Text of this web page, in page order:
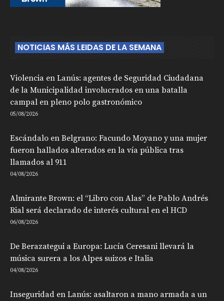
NOTICIAS MÁS LEIDAS DE LA SEMANA
Violencia en Lanús: agentes de Seguridad Ciudadana
de la Municipalidad involucrados en una batalla
campal en pleno polo gastronómico
05/08/2026
Escándalo en Belgrano: Facundo Moyano y una mujer
fueron hallados alterados en la vía pública tras
llamados al 911
04/08/2026
Almirante Brown: el “Libro con Alas” de Pablo Andrés
Rial será declarado de interés cultural en el HCD
06/08/2026
De Berazategui a Europa: Lucía Ceresani llevará la
música surera a los Alpes suizos e Italia
04/08/2026
Inseguridad en Lanús: asaltaron a mano armada a un